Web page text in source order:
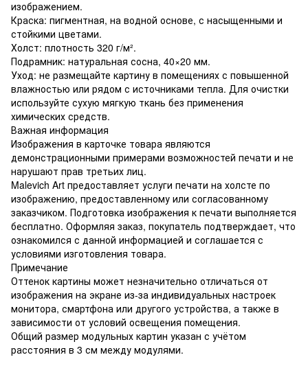
изображением.
Краска: пигментная, на водной основе, с насыщенными и
стойкими цветами.
Холст: плотность 320 г/м².
Подрамник: натуральная сосна, 40×20 мм.
Уход: не размещайте картину в помещениях с повышенной
влажностью или рядом с источниками тепла. Для очистки
используйте сухую мягкую ткань без применения
химических средств.
Важная информация
Изображения в карточке товара являются
демонстрационными примерами возможностей печати и не
нарушают прав третьих лиц.
Malevich Art предоставляет услуги печати на холсте по
изображению, предоставленному или согласованному
заказчиком. Подготовка изображения к печати выполняется
бесплатно. Оформляя заказ, покупатель подтверждает, что
ознакомился с данной информацией и соглашается с
условиями изготовления товара.
Примечание
Оттенок картины может незначительно отличаться от
изображения на экране из-за индивидуальных настроек
монитора, смартфона или другого устройства, а также в
зависимости от условий освещения помещения.
Общий размер модульных картин указан с учётом
расстояния в 3 см между модулями.